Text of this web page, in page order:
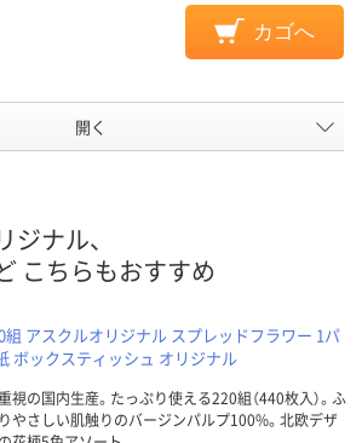
カゴへ
開く
ジナル、
こちらもおすすめ
アスクルオリジナル スプレッドフラワー 1パ
ボックスティッシュ オリジナル
視の国内生産。たっぷり使える220組（440枚入）。ふ
やさしい肌触りのバージンパルプ100%。北欧デザ